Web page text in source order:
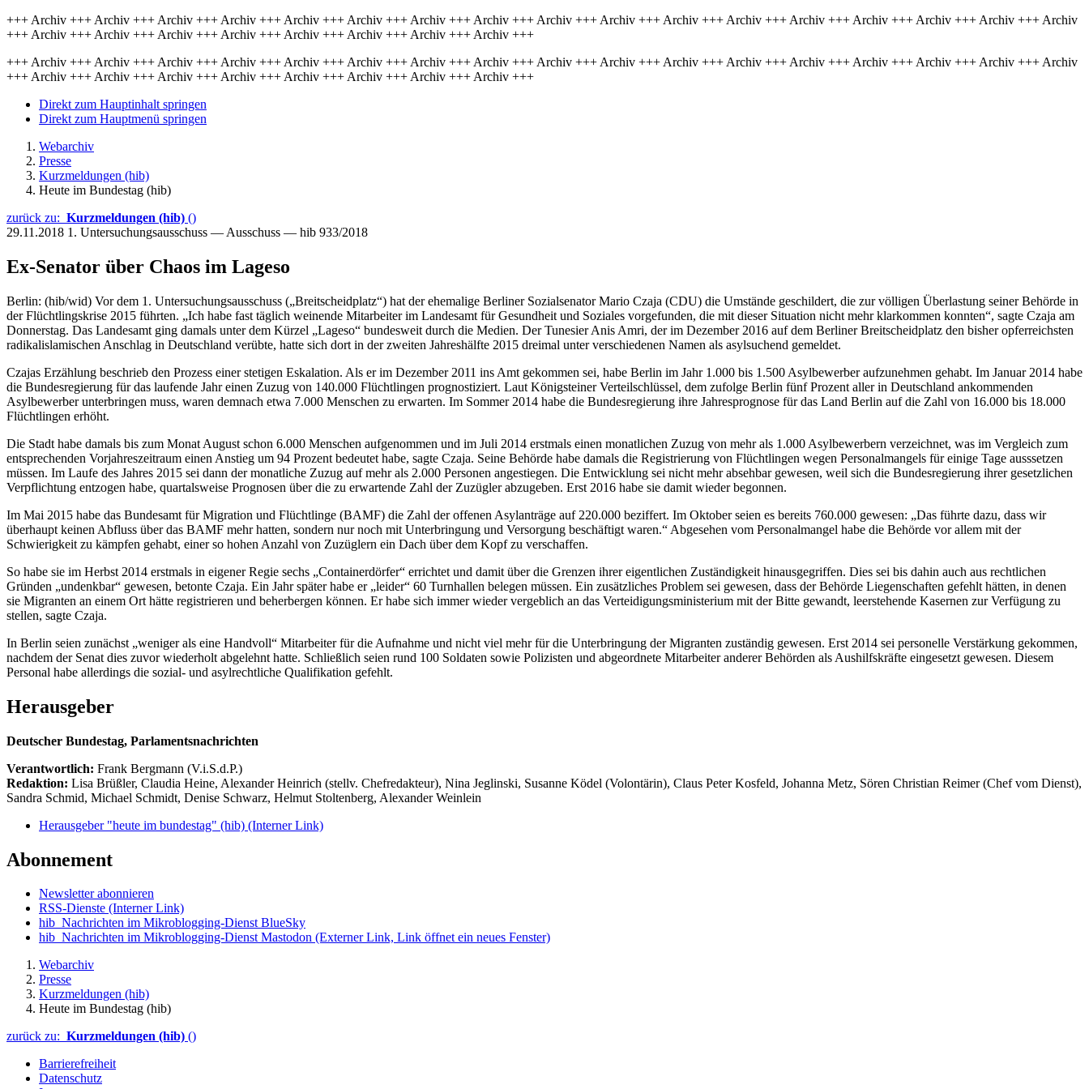
+++ Archiv +++ Archiv +++ Archiv +++ Archiv +++ Archiv +++ Archiv +++ Archiv +++ Archiv +++ Archiv +++ Archiv +++ Archiv +++ Archiv +++ Archiv +++ Archiv +++ Archiv +++ Archiv +++ Archiv
+++ Archiv +++ Archiv +++ Archiv +++ Archiv +++ Archiv +++ Archiv +++ Archiv +++ Archiv +++
+++ Archiv +++ Archiv +++ Archiv +++ Archiv +++ Archiv +++ Archiv +++ Archiv +++ Archiv +++ Archiv +++ Archiv +++ Archiv +++ Archiv +++ Archiv +++ Archiv +++ Archiv +++ Archiv +++ Archiv
+++ Archiv +++ Archiv +++ Archiv +++ Archiv +++ Archiv +++ Archiv +++ Archiv +++ Archiv +++
Direkt zum Hauptinhalt springen
Direkt zum Hauptmenü springen
Webarchiv
Presse
Kurzmeldungen (hib)
Heute im Bundestag (hib)
zurück zu: Kurzmeldungen (hib) ()
29.11.2018 1. Untersuchungsausschuss — Ausschuss — hib 933/2018
Ex-Senator über Chaos im Lageso
Berlin: (hib/wid) Vor dem 1. Untersuchungsausschuss („Breitscheidplatz“) hat der ehemalige Berliner Sozialsenator Mario Czaja (CDU) die Umstände geschildert, die zur völligen Überlastung seiner Behörde in
der Flüchtlingskrise 2015 führten. „Ich habe fast täglich weinende Mitarbeiter im Landesamt für Gesundheit und Soziales vorgefunden, die mit dieser Situation nicht mehr klarkommen konnten“, sagte Czaja am
Donnerstag. Das Landesamt ging damals unter dem Kürzel „Lageso“ bundesweit durch die Medien. Der Tunesier Anis Amri, der im Dezember 2016 auf dem Berliner Breitscheidplatz den bisher opferreichsten
radikalislamischen Anschlag in Deutschland verübte, hatte sich dort in der zweiten Jahreshälfte 2015 dreimal unter verschiedenen Namen als asylsuchend gemeldet.
Czajas Erzählung beschrieb den Prozess einer stetigen Eskalation. Als er im Dezember 2011 ins Amt gekommen sei, habe Berlin im Jahr 1.000 bis 1.500 Asylbewerber aufzunehmen gehabt. Im Januar 2014 habe
die Bundesregierung für das laufende Jahr einen Zuzug von 140.000 Flüchtlingen prognostiziert. Laut Königsteiner Verteilschlüssel, dem zufolge Berlin fünf Prozent aller in Deutschland ankommenden
Asylbewerber unterbringen muss, waren demnach etwa 7.000 Menschen zu erwarten. Im Sommer 2014 habe die Bundesregierung ihre Jahresprognose für das Land Berlin auf die Zahl von 16.000 bis 18.000
Flüchtlingen erhöht.
Die Stadt habe damals bis zum Monat August schon 6.000 Menschen aufgenommen und im Juli 2014 erstmals einen monatlichen Zuzug von mehr als 1.000 Asylbewerbern verzeichnet, was im Vergleich zum
entsprechenden Vorjahreszeitraum einen Anstieg um 94 Prozent bedeutet habe, sagte Czaja. Seine Behörde habe damals die Registrierung von Flüchtlingen wegen Personalmangels für einige Tage ausssetzen
müssen. Im Laufe des Jahres 2015 sei dann der monatliche Zuzug auf mehr als 2.000 Personen angestiegen. Die Entwicklung sei nicht mehr absehbar gewesen, weil sich die Bundesregierung ihrer gesetzlichen
Verpflichtung entzogen habe, quartalsweise Prognosen über die zu erwartende Zahl der Zuzügler abzugeben. Erst 2016 habe sie damit wieder begonnen.
Im Mai 2015 habe das Bundesamt für Migration und Flüchtlinge (BAMF) die Zahl der offenen Asylanträge auf 220.000 beziffert. Im Oktober seien es bereits 760.000 gewesen: „Das führte dazu, dass wir
überhaupt keinen Abfluss über das BAMF mehr hatten, sondern nur noch mit Unterbringung und Versorgung beschäftigt waren.“ Abgesehen vom Personalmangel habe die Behörde vor allem mit der
Schwierigkeit zu kämpfen gehabt, einer so hohen Anzahl von Zuzüglern ein Dach über dem Kopf zu verschaffen.
So habe sie im Herbst 2014 erstmals in eigener Regie sechs „Containerdörfer“ errichtet und damit über die Grenzen ihrer eigentlichen Zuständigkeit hinausgegriffen. Dies sei bis dahin auch aus rechtlichen
Gründen „undenkbar“ gewesen, betonte Czaja. Ein Jahr später habe er „leider“ 60 Turnhallen belegen müssen. Ein zusätzliches Problem sei gewesen, dass der Behörde Liegenschaften gefehlt hätten, in denen
sie Migranten an einem Ort hätte registrieren und beherbergen können. Er habe sich immer wieder vergeblich an das Verteidigungsministerium mit der Bitte gewandt, leerstehende Kasernen zur Verfügung zu
stellen, sagte Czaja.
In Berlin seien zunächst „weniger als eine Handvoll“ Mitarbeiter für die Aufnahme und nicht viel mehr für die Unterbringung der Migranten zuständig gewesen. Erst 2014 sei personelle Verstärkung gekommen,
nachdem der Senat dies zuvor wiederholt abgelehnt hatte. Schließlich seien rund 100 Soldaten sowie Polizisten und abgeordnete Mitarbeiter anderer Behörden als Aushilfskräfte eingesetzt gewesen. Diesem
Personal habe allerdings die sozial- und asylrechtliche Qualifikation gefehlt.
Herausgeber
Deutscher Bundestag, Parlamentsnachrichten
Verantwortlich: Frank Bergmann (V.i.S.d.P.)
Redaktion: Lisa Brüßler, Claudia Heine, Alexander Heinrich (stellv. Chefredakteur), Nina Jeglinski, Susanne Ködel (Volontärin), Claus Peter Kosfeld, Johanna Metz, Sören Christian Reimer (Chef vom Dienst),
Sandra Schmid, Michael Schmidt, Denise Schwarz, Helmut Stoltenberg, Alexander Weinlein
Herausgeber "heute im bundestag" (hib) (Interner Link)
Abonnement
Newsletter abonnieren
RSS-Dienste (Interner Link)
hib_Nachrichten im Mikroblogging-Dienst BlueSky
hib_Nachrichten im Mikroblogging-Dienst Mastodon (Externer Link, Link öffnet ein neues Fenster)
Webarchiv
Presse
Kurzmeldungen (hib)
Heute im Bundestag (hib)
zurück zu: Kurzmeldungen (hib) ()
Barrierefreiheit
Datenschutz